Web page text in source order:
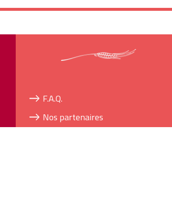
F.A.Q.
Nos partenaires